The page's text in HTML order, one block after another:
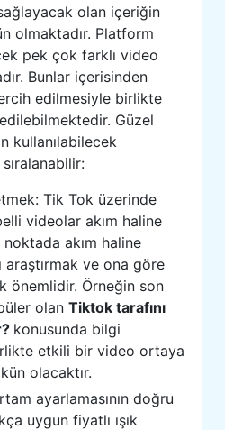
olan içeriğin
olmaktadır. Platform
pek çok farklı video
Bunlar içerisinden
edilmesiyle birlikte
Güzel
kullanılabilecek
Tik Tok üzerinde
videolar akım haline
akım haline
araştırmak ve ona göre
önemlidir. Örneğin son
olanTiktok tarafını
konusunda bilgi
etkili bir video ortaya
olacaktır.
ayarlamasının doğru
uygun fiyatlı ışık